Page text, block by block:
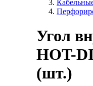
Угол
HOT-
(шт.)